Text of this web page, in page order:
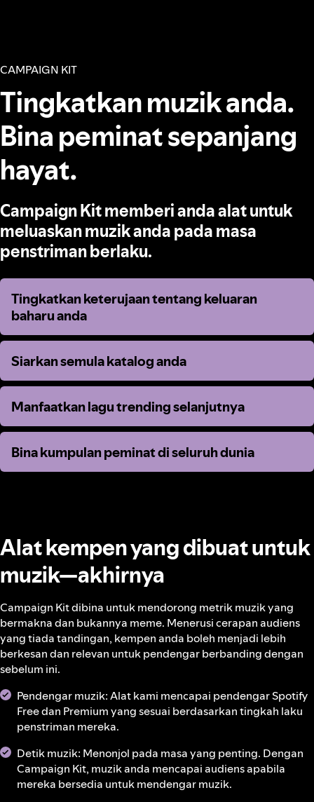
CAMPAIGN KIT
Tingkatkan muzik anda.
Bina peminat sepanjang
hayat.
Campaign Kit memberi anda alat untuk
meluaskan muzik anda pada masa
penstriman berlaku.
Tingkatkan keterujaan tentang keluaran
baharu anda
Tingkatkan keterujaan tentang keluaran
baharu anda
Siarkan semula katalog anda
Siarkan semula katalog anda
Manfaatkan lagu trending selanjutnya
Manfaatkan lagu trending selanjutnya
Bina kumpulan peminat di seluruh dunia
Bina kumpulan peminat di seluruh dunia
Alat kempen yang dibuat untuk
muzik—akhirnya
Campaign Kit dibina untuk mendorong metrik muzik yang
bermakna dan bukannya meme. Menerusi cerapan audiens
yang tiada tandingan, kempen anda boleh menjadi lebih
berkesan dan relevan untuk pendengar berbanding dengan
sebelum ini.
Pendengar muzik: Alat kami mencapai pendengar Spotify
Free dan Premium yang sesuai berdasarkan tingkah laku
penstriman mereka.
Detik muzik: Menonjol pada masa yang penting. Dengan
Campaign Kit, muzik anda mencapai audiens apabila
mereka bersedia untuk mendengar muzik.